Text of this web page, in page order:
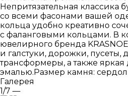
Непритязательная классика
со всеми фасонами вашей
кольца удобно креативно
с фаланговыми кольцами. В
ювелирного бренда
и галстуки, дорожки, пусеты,
трансформеры, а также яркая
эмалью.Размер камня:
Галерея
1/7 —